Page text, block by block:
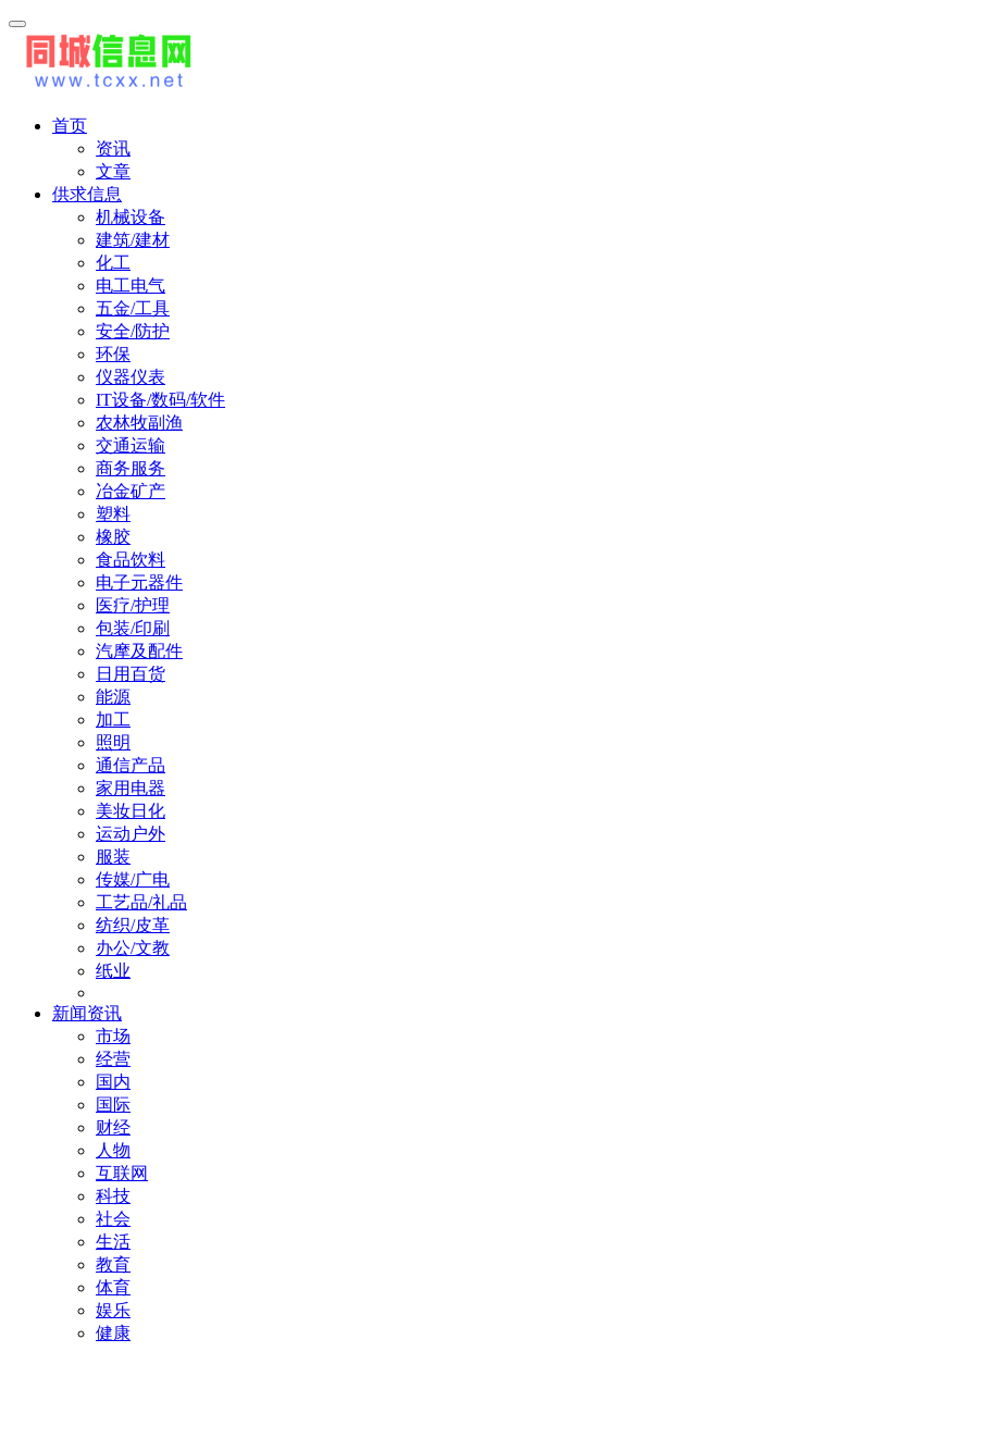
首页
资讯
文章
供求信息
机械设备
建筑/建材
化工
电工电气
五金/工具
安全/防护
环保
仪器仪表
IT设备/数码/软件
农林牧副渔
交通运输
商务服务
冶金矿产
塑料
橡胶
食品饮料
电子元器件
医疗/护理
包装/印刷
汽摩及配件
日用百货
能源
加工
照明
通信产品
家用电器
美妆日化
运动户外
服装
传媒/广电
工艺品/礼品
纺织/皮革
办公/文教
纸业
新闻资讯
市场
经营
国内
国际
财经
人物
互联网
科技
社会
生活
教育
体育
娱乐
健康